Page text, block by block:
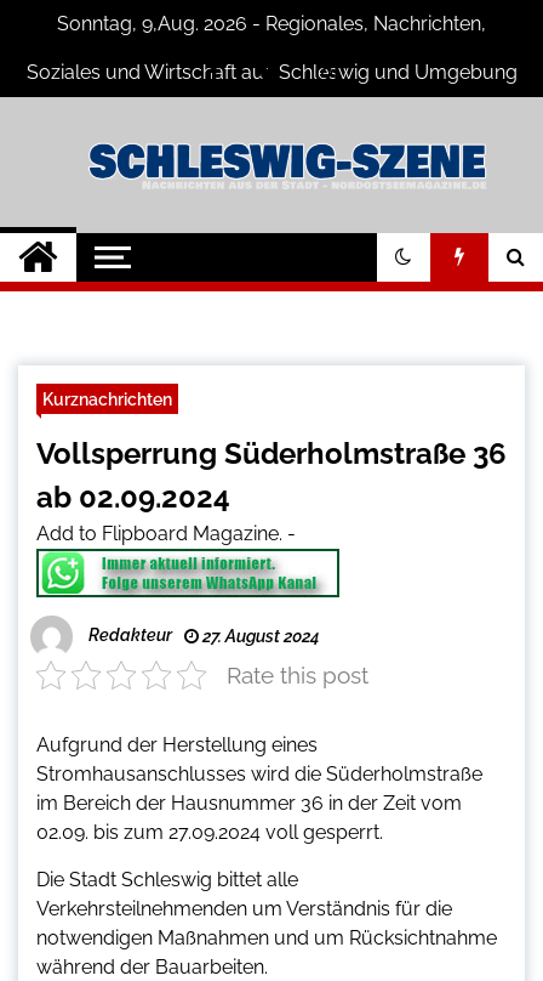
content
Sonntag, 9,Aug. 2026 - Regionales, Nachrichten,
Soziales und Wirtschaft aus Schleswig und Umgebung
Schleswig Szene
Neuigkeiten und Nachrichten aus
Schleswig und Umgebung
Kurznachrichten
Vollsperrung Süderholmstraße 36
ab 02.09.2024
Add to Flipboard Magazine. -
Redakteur 27. August 2024
Rate this post
Aufgrund der Herstellung eines
Stromhausanschlusses wird die Süderholmstraße
im Bereich der Hausnummer 36 in der Zeit vom
02.09. bis zum 27.09.2024 voll gesperrt.
Die Stadt Schleswig bittet alle
Verkehrsteilnehmenden um Verständnis für die
notwendigen Maßnahmen und um Rücksichtnahme
während der Bauarbeiten.